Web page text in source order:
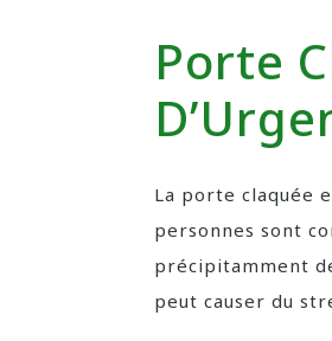
Porte
La porte claquée
personnes sont
précipitamment
peut causer du